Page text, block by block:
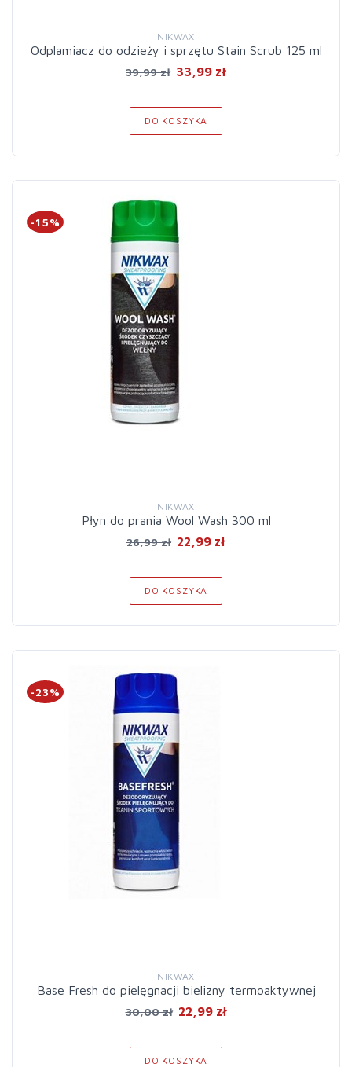
NIKWAX
Odplamiacz do odzieży i sprzętu Stain Scrub 125 ml
39,99 zł 33,99 zł
DO KOSZYKA
-15%
NIKWAX
Płyn do prania Wool Wash 300 ml
26,99 zł 22,99 zł
DO KOSZYKA
-23%
NIKWAX
Base Fresh do pielęgnacji bielizny termoaktywnej
30,00 zł 22,99 zł
DO KOSZYKA